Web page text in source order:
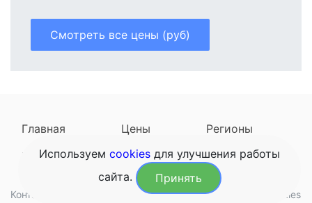
Смотреть все цены (руб)
Главная Цены
Регионы
Наследодатели
Задать вопрос
Контакты Обработка данных Конфиденциальность Cookies
Используем cookies для улучшения работы
сайта.
Принять